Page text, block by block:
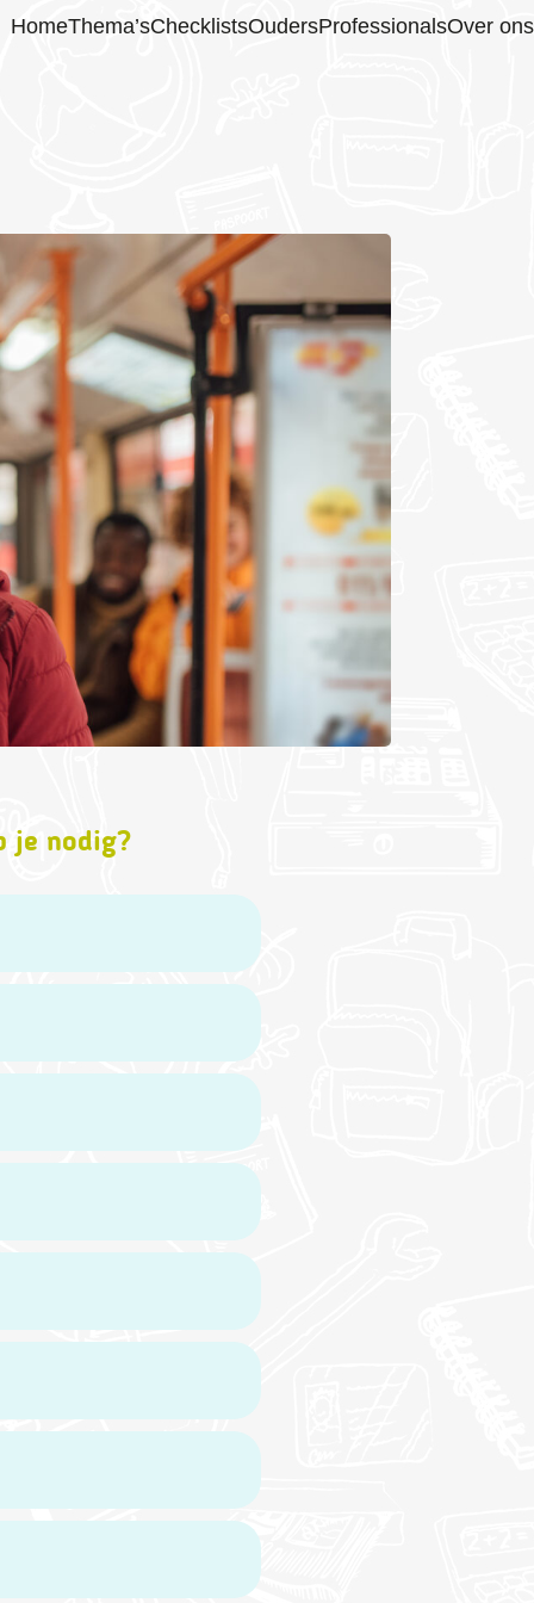
HomeThema’sChecklistsOudersProfessionalsOver ons
je nodig?